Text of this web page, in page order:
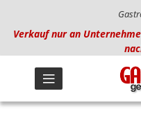
Verkauf nur an